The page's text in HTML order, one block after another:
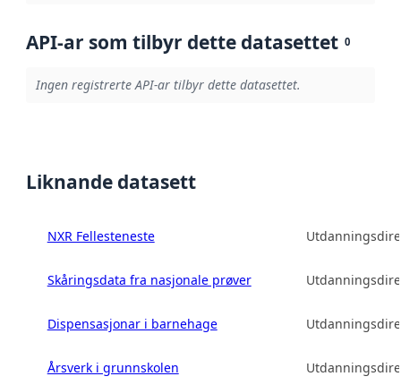
API-ar som tilbyr dette datasettet 0
Ingen registrerte API-ar tilbyr dette datasettet.
Liknande datasett
NXR Fellesteneste
Skåringsdata fra nasjonale prøver
Dispensasjonar i barnehage
Årsverk i grunnskolen